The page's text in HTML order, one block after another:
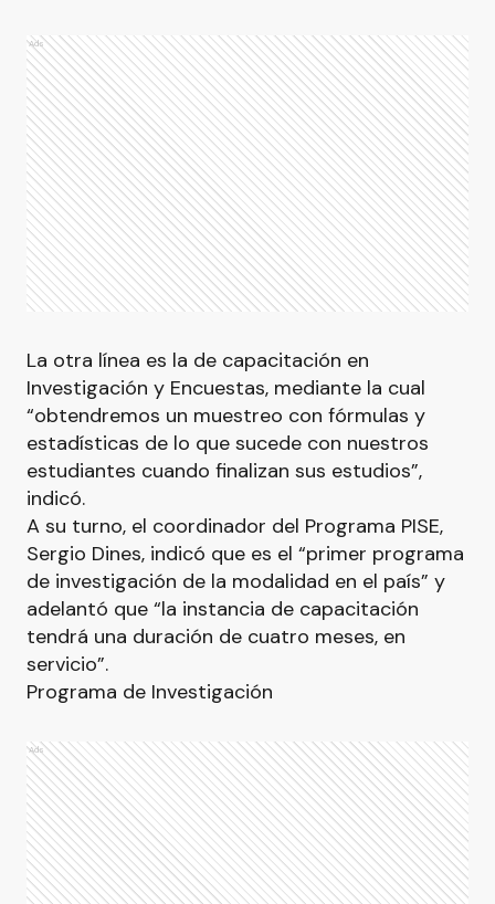
Ads
La otra línea es la de capacitación en
Investigación y Encuestas, mediante la cual
“obtendremos un muestreo con fórmulas y
estadísticas de lo que sucede con nuestros
estudiantes cuando finalizan sus estudios”,
indicó.
A su turno, el coordinador del Programa PISE,
Sergio Dines, indicó que es el “primer programa
de investigación de la modalidad en el país” y
adelantó que “la instancia de capacitación
tendrá una duración de cuatro meses, en
servicio”.
Programa de Investigación
Ads